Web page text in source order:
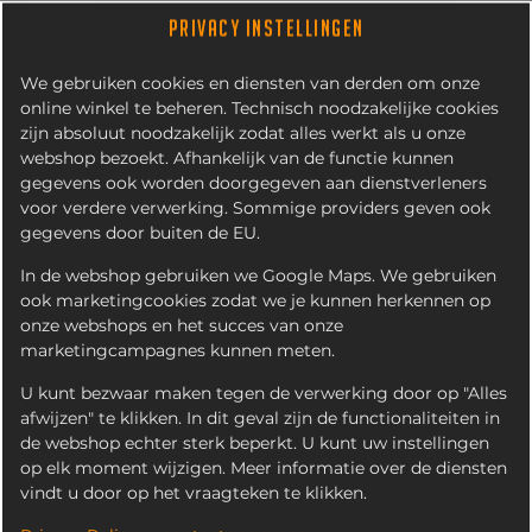
PRIVACY INSTELLINGEN
We gebruiken cookies en diensten van derden om onze
online winkel te beheren. Technisch noodzakelijke cookies
zijn absoluut noodzakelijk zodat alles werkt als u onze
webshop bezoekt. Afhankelijk van de functie kunnen
gegevens ook worden doorgegeven aan dienstverleners
voor verdere verwerking. Sommige providers geven ook
gegevens door buiten de EU.
In de webshop gebruiken we Google Maps. We gebruiken
ook marketingcookies zodat we je kunnen herkennen op
onze webshops en het succes van onze
marketingcampagnes kunnen meten.
U kunt bezwaar maken tegen de verwerking door op "Alles
afwijzen" te klikken. In dit geval zijn de functionaliteiten in
de webshop echter sterk beperkt. U kunt uw instellingen
op elk moment wijzigen. Meer informatie over de diensten
vindt u door op het vraagteken te klikken.
SUPERFRITES KAPSALON